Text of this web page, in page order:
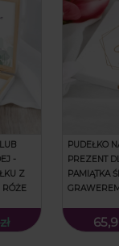
-
Z
RÓŻE
PUDEŁKO
PREZENT
PAMIĄTKA